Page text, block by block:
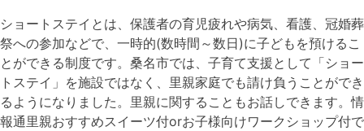
ショートステイとは、保護者の育児疲れや病気、看護、冠婚葬
祭への参加などで、一時的(数時間～数日)に子どもを預けるこ
とができる制度です。桑名市では、子育て支援として「ショー
トステイ」を施設ではなく、里親家庭でも請け負うことができ
るようになりました。里親に関することもお話しできます。情
報通里親おすすめスイーツ付orお子様向けワークショップ付で